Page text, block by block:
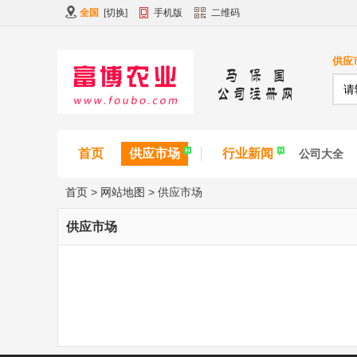
全国 [切换] 手机版 二维码
供应
首页 供应市场 行业新闻 公司大全
首页 > 网站地图 > 供应市场
供应市场